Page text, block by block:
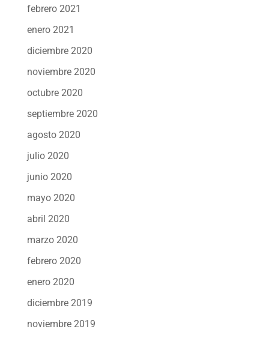
febrero 2021
enero 2021
diciembre 2020
noviembre 2020
octubre 2020
septiembre 2020
agosto 2020
julio 2020
junio 2020
mayo 2020
abril 2020
marzo 2020
febrero 2020
enero 2020
diciembre 2019
noviembre 2019